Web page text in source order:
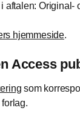
aftalen: Original-
hjemmeside.
Access
som